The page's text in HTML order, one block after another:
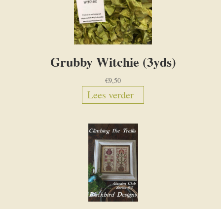
Grubby Witchie (3yds)
€9,50
Lees verder